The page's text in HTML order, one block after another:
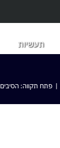
תעשיות
| פתח תקווה: הסיבים 43